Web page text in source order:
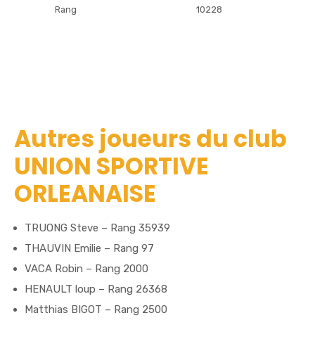
Rang 10228
Autres joueurs du club
UNION SPORTIVE
ORLEANAISE
TRUONG Steve – Rang 35939
THAUVIN Emilie – Rang 97
VACA Robin – Rang 2000
HENAULT loup – Rang 26368
Matthias BIGOT – Rang 2500